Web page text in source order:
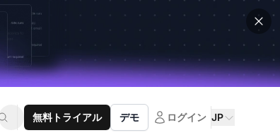
無料トライアル デモ ログイン JP